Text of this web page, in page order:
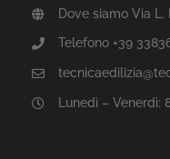
Dove siamo Via L.
Telefono +39
Lunedì – Venerdì: